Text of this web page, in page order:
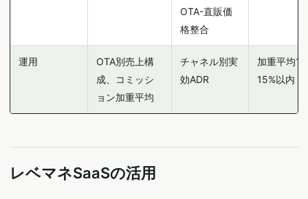
OTA-直販価
格整合
運用
OTA別売上構
成、コミッシ
ョン加重平均
チャネル別実
効ADR
加重平均
15%以内
レベマネSaaSの活用